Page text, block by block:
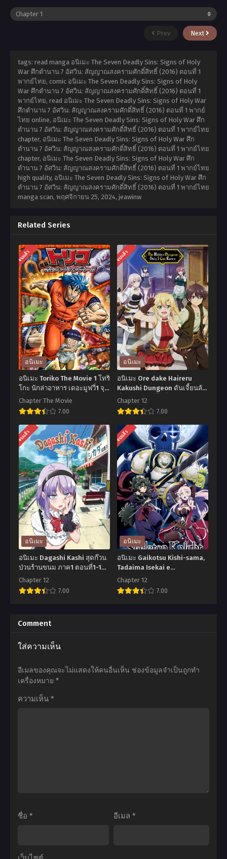
Prev Next
tags: read manga อนิเมะ The Seven Deadly Sins: Signs of Holy
War ศึกตำนาน 7 อัศวิน: สัญญาณสงครามศักดิ์สิทธิ์ (2016) ตอนที่ 1
พากย์ไทย, comic อนิเมะ The Seven Deadly Sins: Signs of Holy
War ศึกตำนาน 7 อัศวิน: สัญญาณสงครามศักดิ์สิทธิ์ (2016) ตอนที่ 1
พากย์ไทย, read อนิเมะ The Seven Deadly Sins: Signs of Holy War
ศึกตำนาน 7 อัศวิน: สัญญาณสงครามศักดิ์สิทธิ์ (2016) ตอนที่ 1 พากย์
ไทย online, อนิเมะ The Seven Deadly Sins: Signs of Holy War ศึก
ตำนาน 7 อัศวิน: สัญญาณสงครามศักดิ์สิทธิ์ (2016) ตอนที่ 1 พากย์ไทย
chapter, อนิเมะ The Seven Deadly Sins: Signs of Holy War ศึก
ตำนาน 7 อัศวิน: สัญญาณสงครามศักดิ์สิทธิ์ (2016) ตอนที่ 1 พากย์ไทย
chapter, อนิเมะ The Seven Deadly Sins: Signs of Holy War ศึก
ตำนาน 7 อัศวิน: สัญญาณสงครามศักดิ์สิทธิ์ (2016) ตอนที่ 1 พากย์ไทย
high quality, อนิเมะ The Seven Deadly Sins: Signs of Holy War ศึก
ตำนาน 7 อัศวิน: สัญญาณสงครามศักดิ์สิทธิ์ (2016) ตอนที่ 1 พากย์ไทย
manga scan, พฤศจิกายน 25, 2024, jeawinw
Related Series
จบแล้ว
อนิเมะ
อนิเมะ Toriko The Movie 1 โทริ
โกะ นักล่าอาหาร เดอะมูฟวี่1 จุด
เริ่มต้นของการผจญภัยในโลก
กรูเมต์ พากย์ไทย
Chapter The Movie
7.00
อ
นิ
เมะ
Toriko
The
Movie
1
โท
ริ
โกะ
นัก
ล่า
อาหาร
มูฟ
วี่1
จุด
ต้น
การ
ไทย
จบแล้ว
อนิเมะ
อนิเมะ Ore dake Haireru
Kakushi Dungeon ดันเจี้ยนลับ
ที่มีแต่ข้าเท่านั้นที่จะเข้าไปได้
ตอนที่1-12 ซับไทย
Chapter 12
7.00
อ
นิ
เมะ
Ore
dake
Haireru
Kakushi
Dungeon
ดัน
เจี้ยน
ลับ
ที่
มี
เท่านั้น
เข้าไป
จบแล้ว
อนิเมะ
อนิเมะ Dagashi Kashi สุดก๊วน
ป่วนร้านขนม ภาค1 ตอนที่1-12
ซับไทย
Chapter 12
7.00
นิ
เมะ
Dagashi
สุ
วน
ซับ
จบแล้ว
อนิเมะ
อนิเมะ Gaikotsu Kishi-sama,
Tadaima Isekai e
Odekakechuu บันทึกการเดิน
ทางต่างโลกของท่านอัศวิน
กระดูก ตอนที่1-12 พากย์
Chapter 12
7.00
เมะ
Kishi-
โลก
Comment
ใส่ความเห็น
อีเมลของคุณจะไม่แสดงให้คนอื่นเห็น ช่องข้อมูลจำเป็นถูกทำ
เครื่องหมาย *
ความเห็น *
ชื่อ * อีเมล *